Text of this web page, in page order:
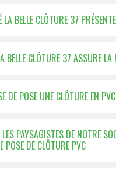
LA BELLE CLÔTURE 37
BELLE CLÔTURE 37 ASSURE
DE POSE UNE CLÔTURE EN
PAYSAGISTES DE NOTRE
POSE DE CLÔTURE PVC